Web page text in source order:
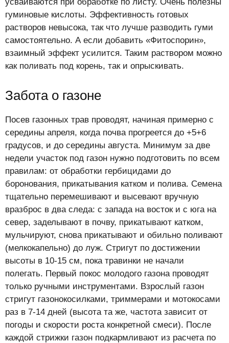
гуминовые кислоты. Эффективность готовых
растворов невысока, так что лучше разводить гуми
самостоятельно. А если добавить «Фитоспорин»,
взаимный эффект усилится. Таким раствором можно
как поливать под корень, так и опрыскивать.
Забота о газоне
Посев газонных трав проводят, начиная примерно с
середины апреля, когда почва прогреется до +5+6
градусов, и до середины августа. Минимум за две
недели участок под газон нужно подготовить по всем
правилам: от обработки гербицидами до
боронования, прикатывания катком и полива. Семена
тщательно перемешивают и высевают вручную
вразброс в два следа: с запада на восток и с юга на
север, заделывают в почву, прикатывают катком,
мульчируют, снова прикатывают и обильно поливают
(мелкокапельно) до луж. Стригут по достижении
высоты в 10-15 см, пока травинки не начали
полегать. Первый покос молодого газона проводят
только ручными инструментами. Взрослый газон
стригут газонокосилками, триммерами и мотокосами
раз в 7-14 дней (высота та же, частота зависит от
погоды и скорости роста конкретной смеси). После
каждой стрижки газон подкармливают из расчета по